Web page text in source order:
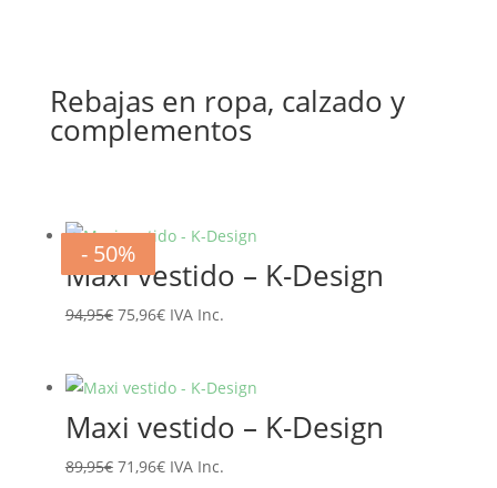
Rebajas en ropa, calzado y
complementos
- 20%
Maxi vestido – K-Design
94,95€ El
era:
94,95€.
75,96€El
es:
75,96€.
IVA Inc.
- 20%
Maxi vestido – K-Design
89,95€ El
71,96€ElIVA Inc.
- 20%
- 20%
- 20%
- 20%
- 50%
- 50%